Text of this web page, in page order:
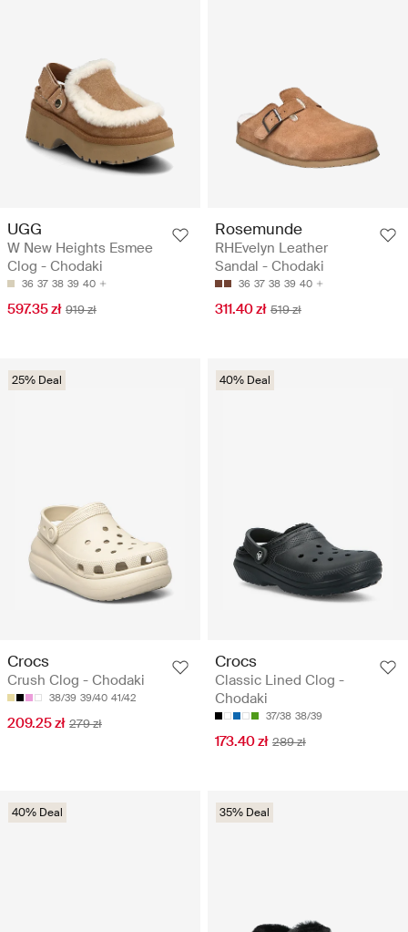
UGG
W New Heights Esmee
Clog - Chodaki
36 37 38 39 40
597.35 zł 919 zł
Rosemunde
RHEvelyn Leather
Sandal - Chodaki
36 37 38 39 40
311.40 zł 519 zł
25% Deal
Crocs
Crush Clog - Chodaki
38/39 39/40 41/42
209.25 zł 279 zł
40% Deal
Crocs
Classic Lined Clog -
Chodaki
37/38 38/39
173.40 zł 289 zł
40% Deal 35% Deal